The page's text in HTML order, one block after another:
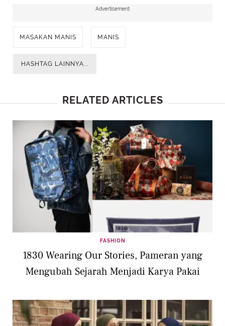
Advertisement
MASAKAN MANIS MANIS
HASHTAG LAINNYA...
RELATED ARTICLES
FASHION
1830 Wearing Our Stories, Pameran yang
Mengubah Sejarah Menjadi Karya Pakai